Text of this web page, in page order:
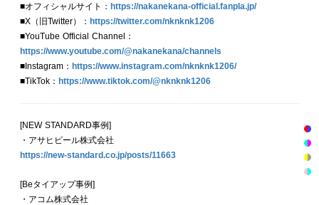
■オフィシャルサイト： https://nakanekana-official.fanpla.jp/
■X（旧Twitter）： https://twitter.com/nknknk1206
■YouTube Official Channel：
https://www.youtube.com/@nakanekana/channels
■Instagram： https://www.instagram.com/nknknk1206/
■TikTok： https://www.tiktok.com/@nknknk1206
[NEW STANDARD事例]
・アサヒビール株式会社
https://new-standard.co.jp/posts/11663
[Beタイアップ事例]
・アコム株式会社